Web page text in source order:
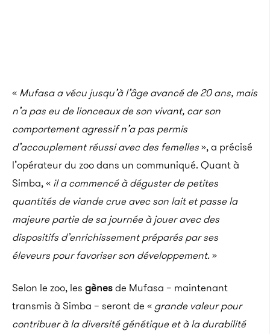
« Mufasa a vécu jusqu’à l’âge avancé de 20 ans, mais
n’a pas eu de lionceaux de son vivant, car son
comportement agressif n’a pas permis
d’accouplement réussi avec des femelles», a précisé
l’opérateur du zoo dans un communiqué. Quant à
Simba, « il a commencé à déguster de petites
quantités de viande crue avec son lait et passe la
majeure partie de sa journée à jouer avec des
dispositifs d’enrichissement préparés par ses
éleveurs pour favoriser son développement.»
Selon le zoo, les gènesde Mufasa – maintenant
transmis à Simba – seront de « grande valeur pour
contribuer à la diversité génétique et à la durabilité